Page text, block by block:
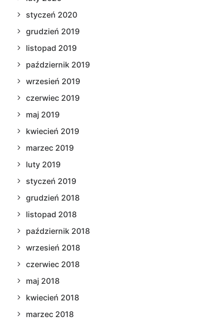
styczeń 2020
grudzień 2019
listopad 2019
październik 2019
wrzesień 2019
czerwiec 2019
maj 2019
kwiecień 2019
marzec 2019
luty 2019
styczeń 2019
grudzień 2018
listopad 2018
październik 2018
wrzesień 2018
czerwiec 2018
maj 2018
kwiecień 2018
marzec 2018